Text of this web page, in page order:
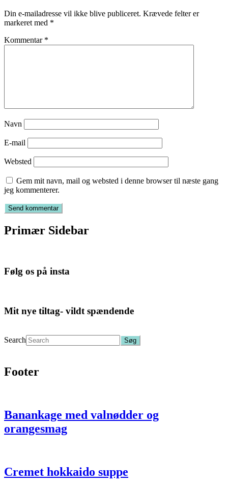
Din e-mailadresse vil ikke blive publiceret. Krævede felter er
markeret med *
Kommentar *
Navn
E-mail
Websted
Gem mit navn, mail og websted i denne browser til næste gang
jeg kommenterer.
Primær Sidebar
Følg os på insta
Mit nye tiltag- vildt spændende
Search
Footer
Banankage med valnødder og
orangesmag
Cremet hokkaido suppe